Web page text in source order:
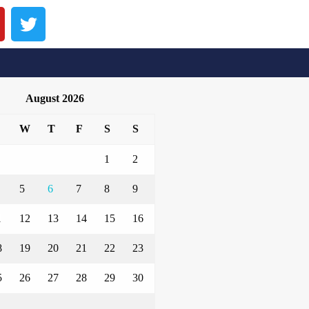
August 2026
W T F S S
1 2
5 6 7 8 9
12 13 14 15 16
19 20 21 22 23
26 27 28 29 30